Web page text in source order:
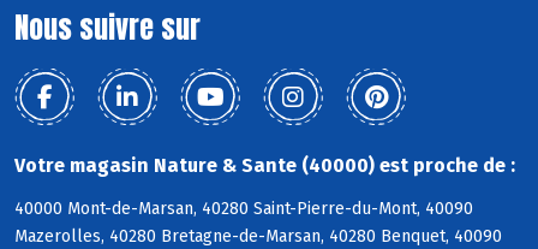
Nous suivre sur
Votre magasin Nature & Sante (40000) est proche de :
40000 Mont-de-Marsan, 40280 Saint-Pierre-du-Mont, 40090
Mazerolles, 40280 Bretagne-de-Marsan, 40280 Benquet, 40090